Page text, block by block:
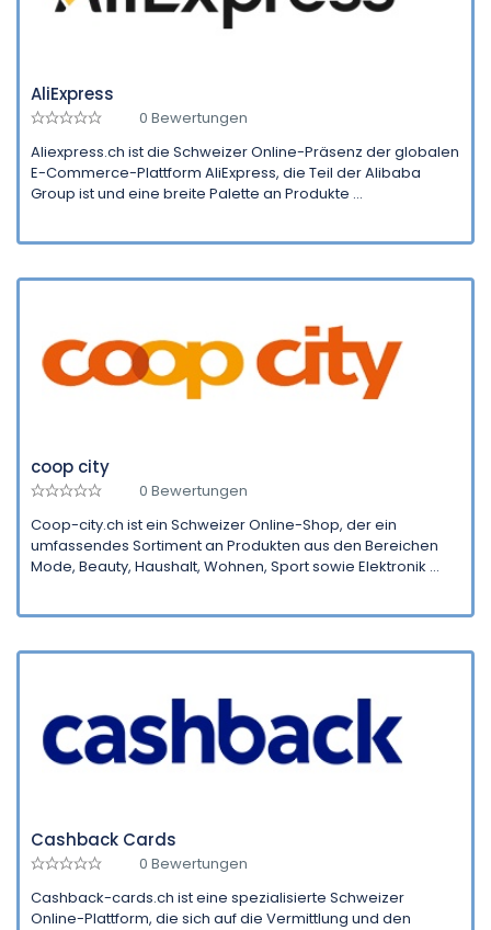
AliExpress
0 Bewertungen
Aliexpress.ch ist die Schweizer Online-Präsenz der globalen
E-Commerce-Plattform AliExpress, die Teil der Alibaba
Group ist und eine breite Palette an Produkte ...
coop city
0 Bewertungen
Coop-city.ch ist ein Schweizer Online-Shop, der ein
umfassendes Sortiment an Produkten aus den Bereichen
Mode, Beauty, Haushalt, Wohnen, Sport sowie Elektronik ...
Cashback Cards
0 Bewertungen
Cashback-cards.ch ist eine spezialisierte Schweizer
Online-Plattform, die sich auf die Vermittlung und den